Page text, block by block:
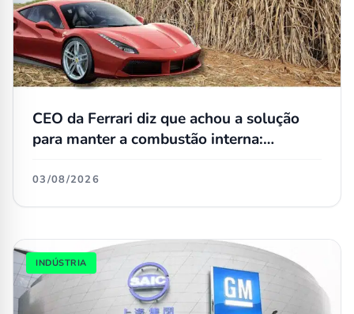
CEO da Ferrari diz que achou a solução
para manter a combustão interna:
03/08/2026
INDÚSTRIA